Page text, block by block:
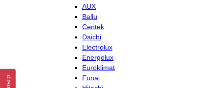
AUX
Ballu
Centek
Daichi
Electrolux
Energolux
Euroklimat
Funai